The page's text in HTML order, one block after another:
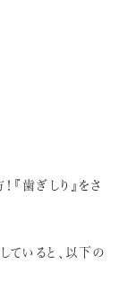
『歯ぎしり』をさ
ていると、以下の